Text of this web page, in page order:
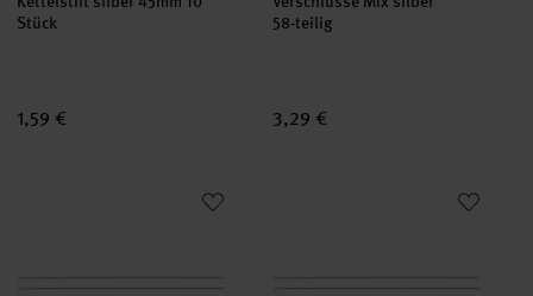
Stück
1,59 €
58-teilig
3,29 €
Nietstift silber 45mm 10 Stück Nietstift silber 70mm 10 Stück